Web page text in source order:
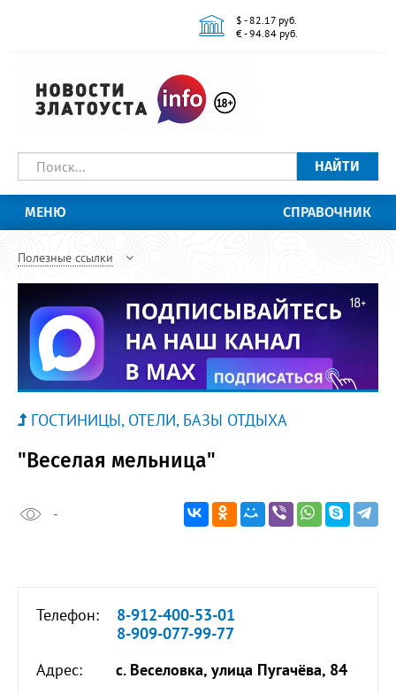
$ - 82.17 руб.
€ - 94.84 руб.
НАЙТИ
МЕНЮ СПРАВОЧНИК
Полезные ссылки
ГОСТИНИЦЫ, ОТЕЛИ, БАЗЫ ОТДЫХА
"Веселая мельница"
-
Телефон:
8-912-400-53-01
8-909-077-99-77
Адрес:
с. Веселовка, улица Пугачёва, 84